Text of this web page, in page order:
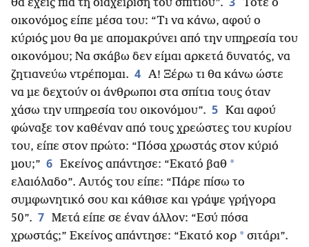
θα έχεις πια τη διαχείριση του σπιτιού”.
Τότε ο
οικονόμος είπε μέσα του: “Τι να κάνω, αφού ο
κύριός μου θα με απομακρύνει από την υπηρεσία του
οικονόμου; Να σκάβω δεν είμαι αρκετά δυνατός, να
ζητιανεύω ντρέπομαι. 4 Α! Ξέρω τι θα κάνω ώστε
να με δεχτούν οι άνθρωποι στα σπίτια τους όταν
χάσω την υπηρεσία του οικονόμου”. 5 Και αφού
φώναξε τον καθέναν από τους χρεώστες του κυρίου
του, είπε στον πρώτο: “Πόσα χρωστάς στον κύριό
μου;” 6 Εκείνος απάντησε: “Εκατό βαθ *
ελαιόλαδο”. Αυτός του είπε: “Πάρε πίσω το
συμφωνητικό σου και κάθισε και γράψε γρήγορα
50”. 7 Μετά είπε σε έναν άλλον: “Εσύ πόσα
χρωστάς;” Εκείνος απάντησε: “Εκατό κορ * σιτάρι”.